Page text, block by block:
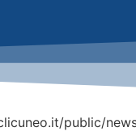
public/